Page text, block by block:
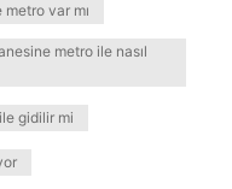
var mı
metro ile nasıl
gidilir mi